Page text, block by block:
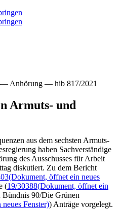
— Anhörung — hib 817/2021
Armuts- und
aus dem sechsten Armuts-
haben Sachverständige
des Ausschusses für Arbeit
diskutiert. Zu dem Bericht
(Dokument, öffnet ein neues
(19/30388(Dokument, öffnet ein
90/Die Grünen
Fenster)) Anträge vorgelegt.